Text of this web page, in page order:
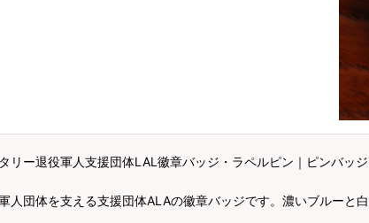
リー退役軍人支援団体LAL徽章バッジ・ラペルピン｜ピンバッ
人団体を支える支援団体ALAの徽章バッジです。濃いブルーと